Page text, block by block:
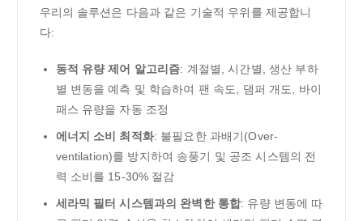
우리의 솔루션은 다음과 같은 기술적 우위를 제공합니
다:
동적 유량 제어 알고리즘: 계절별, 시간별, 생산 부하
별 변동을 예측 및 학습하여 팬 속도, 댐퍼 개도, 바이
패스 유량을 자동 조정
에너지 소비 최적화: 불필요한 과배기(Over-
ventilation)를 방지하여 송풍기 및 공조 시스템의 전
력 소비를 15-30% 절감
세라믹 필터 시스템과의 완벽한 통합: 유량 변동에 따